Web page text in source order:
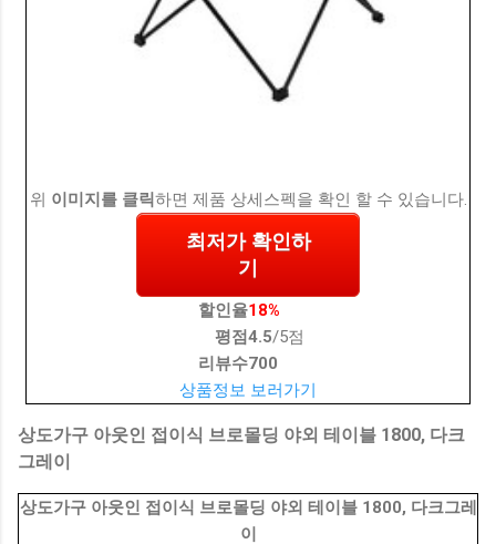
위 이미지를 클릭하면 제품 상세스펙을 확인 할 수 있습니다.
최저가 확인하
기
할인율18%
평점4.5/5점
리뷰수700
상품정보 보러가기
상도가구 아웃인 접이식 브로몰딩 야외 테이블 1800, 다크
그레이
상도가구 아웃인 접이식 브로몰딩 야외 테이블 1800, 다크그레
이